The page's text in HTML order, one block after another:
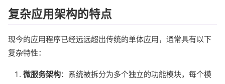
复杂应用架构的特点
现今的应用程序已经远远超出传统的单体应用，通常具有以下
复杂特性：
微服务架构：系统被拆分为多个独立的功能模块，每个模